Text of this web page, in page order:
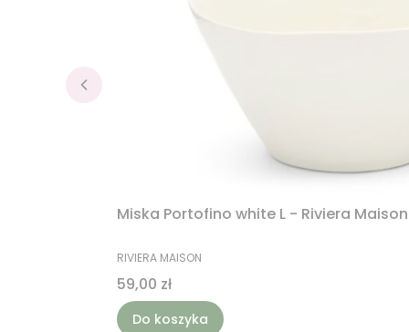
Miska Portofino white L - Riviera Maison
PRODUCENT
RIVIERA MAISON
Cena
59,00 zł
Do koszyka